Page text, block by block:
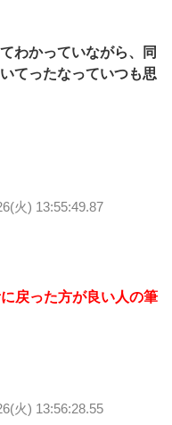
わかっていながら、同
てったなっていつも思
火) 13:55:49.87
戻った方が良い人の筆
火) 13:56:28.55